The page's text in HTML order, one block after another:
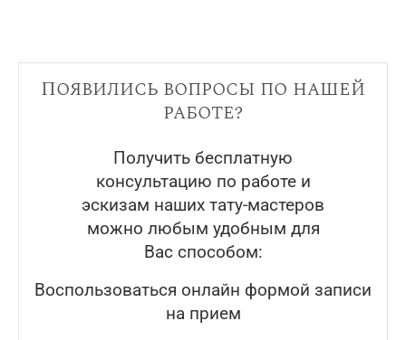
Появились вопросы по нашей
работе?
Получить бесплатную
консультацию по работе и
эскизам наших тату-мастеров
можно любым удобным для
Вас способом:
Воспользоваться онлайн формой записи
на прием